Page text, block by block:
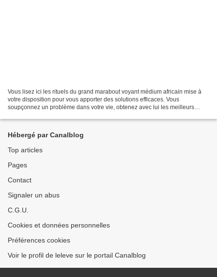
Vous lisez ici les rituels du grand marabout voyant médium africain mise à
votre disposition pour vous apporter des solutions efficaces. Vous
soupçonnez un problème dans votre vie, obtenez avec lui les meilleurs
Hébergé par Canalblog
Top articles
Pages
Contact
Signaler un abus
C.G.U.
Cookies et données personnelles
Préférences cookies
Voir le profil de leleve sur le portail Canalblog